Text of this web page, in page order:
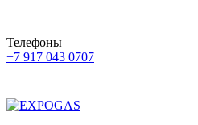
Телефоны
+7 917 043 0707